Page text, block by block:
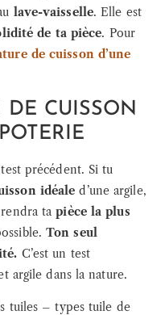
lave-vaisselle. Elle est
de ta pièce. Pour
de cuisson d’une
DE CUISSON
précédent. Si tu
idéale d’une argile,
rendra tapièce la plus
Ton seul
C’est un test
argile dans la nature.
tuiles – types tuile de